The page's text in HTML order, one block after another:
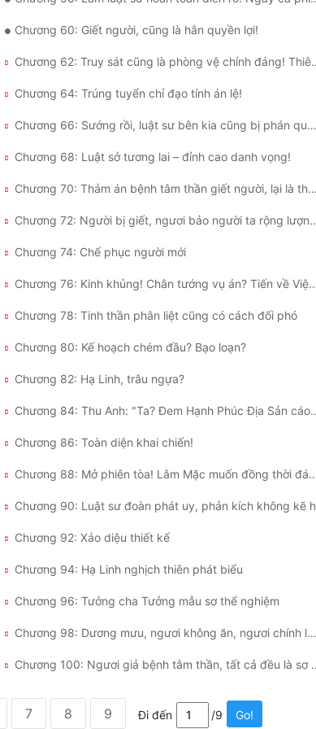
Chương 60: Giết người, cũng là hắn quyền lợi!
Chương 62: Truy sát
Chương 64: Trúng tuyển chỉ đạo tính án lệ!
Chương 66: Sướng rồi, luật sư bên kia cũng bị phán quyết!
Chương 68: Luật sở tương lai – đỉnh cao danh vọng!
Chương 70: Thảm án bệnh tâm thần giết người, lại là thử thách Địa Ngục?!
Chương 72: Người bị giết,
Chương 74: Chế phục người mới
Chương 76: Kinh khủng! Chân tướng vụ án? Tiến về Viện kiểm sát Bằng Thành
Chương 78: Tinh thần phân liệt cũng có cách đối phó
Chương 80: Kế hoạch chém đầu? Bạo loạn?
Chương 82: Hạ Linh, trâu ngựa?
Chương 84: Thu Anh:
Chương 86: Toàn diện khai chiến!
Chương 88: Mở phiên tòa! Lâm Mặc muốn đồng thời đánh ba trận kiện cáo?!
Chương 90: Luật sư đoàn phát uy, phản kích không kẽ
Chương 92: Xảo diệu thiết kế
Chương 94: Hạ Linh nghịch thiên phát biểu
Chương 96: Tưởng cha Tưởng mẫu sơ thể nghiệm
Chương 98: Dương mưu, ngươi không ăn, ngươi chính là tử hình
Chương 100:
7 8 9 Đi đến /9 Go!